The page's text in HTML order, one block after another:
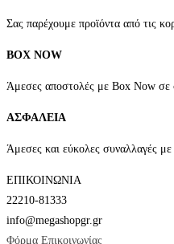
σελίδα
Σας παρέχουμε προϊόντα από τις
BOX NOW
Άμεσες αποστολές με Box Now σε
ΑΣΦΑΛΕΙΑ
Άμεσες και εύκολες συναλλαγές
ΕΠΙΚΟΙΝΩΝΙΑ
22210-81333
info@megashopgr.gr
Φόρμα Επικοινωνίας